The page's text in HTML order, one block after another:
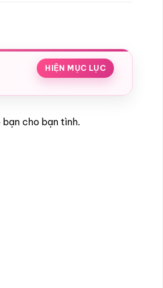
HIỆN MỤC LỤC
cho bạn tình.